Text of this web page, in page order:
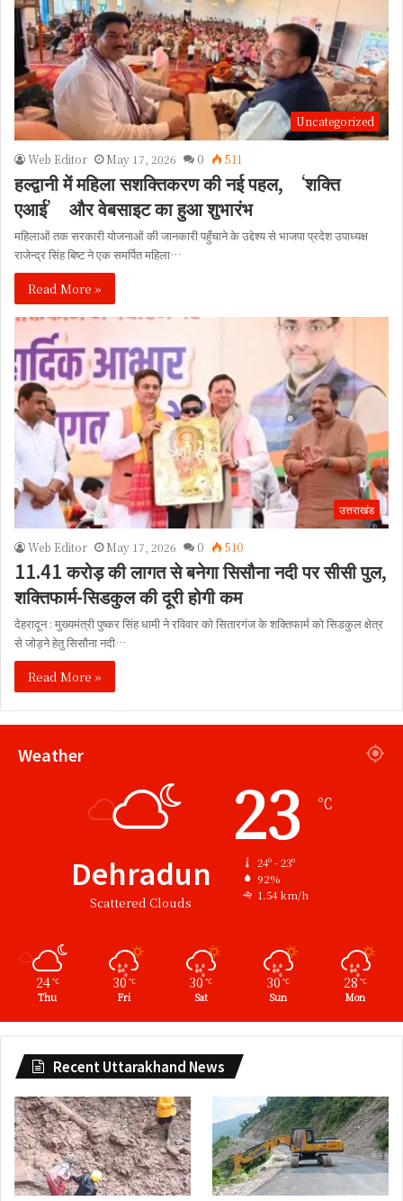
Uncategorized
Web Editor May 17, 2026 0 511
हल्द्वानी में महिला सशक्तिकरण की नई पहल, ‘शक्ति
एआई’ और वेबसाइट का हुआ शुभारंभ
महिलाओं तक सरकारी योजनाओं की जानकारी पहुँचाने के उद्देश्य से भाजपा प्रदेश उपाध्यक्ष
राजेन्द्र सिंह बिष्ट ने एक समर्पित महिला…
Read More »
उत्तराखंड
Web Editor May 17, 2026 0 510
11.41 करोड़ की लागत से बनेगा सिसौना नदी पर सीसी पुल,
शक्तिफार्म-सिडकुल की दूरी होगी कम
देहरादून : मुख्यमंत्री पुष्कर सिंह धामी ने रविवार को सितारगंज के शक्तिफार्म को सिडकुल क्षेत्र
से जोड़ने हेतु सिसौना नदी…
Read More »
Weather
Dehradun
Scattered Clouds
23 ℃
24º - 23º
92%
1.54 km/h
24 ℃
Thu
30 ℃
Fri
30℃
Sat
30℃
Sun
28℃
Mon
Recent Uttarakhand News